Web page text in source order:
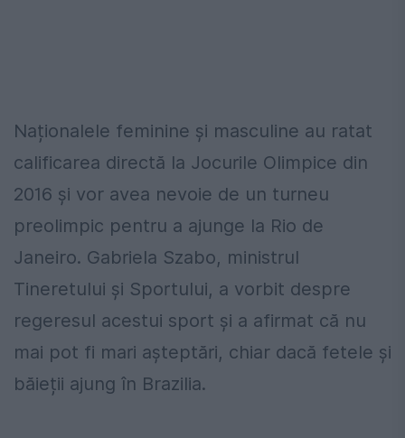
Naționalele feminine și masculine au ratat
calificarea directă la Jocurile Olimpice din
2016 și vor avea nevoie de un turneu
preolimpic pentru a ajunge la Rio de
Janeiro. Gabriela Szabo, ministrul
Tineretului și Sportului, a vorbit despre
regeresul acestui sport și a afirmat că nu
mai pot fi mari așteptări, chiar dacă fetele și
băieții ajung în Brazilia.